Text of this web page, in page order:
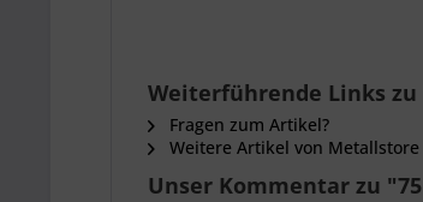
Weiterführende Links zu
Fragen zum Artikel?
Weitere Artikel von Metallstore
Unser Kommentar zu